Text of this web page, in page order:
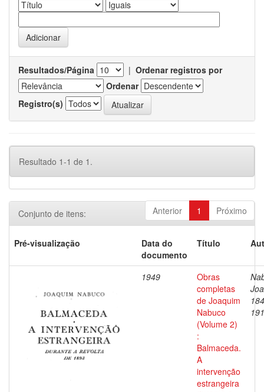
Resultados/Página | Ordenar registros por
Ordenar
Registro(s)
Resultado 1-1 de 1.
Anterior 1 Próximo
Conjunto de itens:
Pré-visualização
Data do
documento
Título
1949
Obras
completas
de Joaquim
Nabuco
(Volume 2)
:
Balmaceda.
A
intervenção
estrangeira